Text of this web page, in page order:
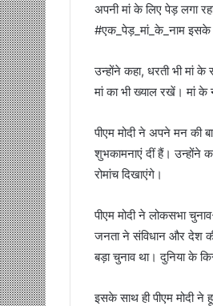
अपनी मां के लिए पेड़ लगा
#एक_पेड़_मां_के_नाम
उन्होंने कहा, धरती भी मां के
मां का भी ख्याल रखें। मां के
पीएम मोदी ने अपने मन की
शुभकामनाएं दीं हैं। उन्होंने
रोमांच दिखाएंगे।
पीएम मोदी ने लोकसभा
जनता ने संविधान और देश
बड़ा चुनाव था। दुनिया के
इसके साथ ही पीएम मोदी